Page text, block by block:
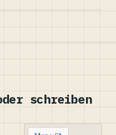
schreiben